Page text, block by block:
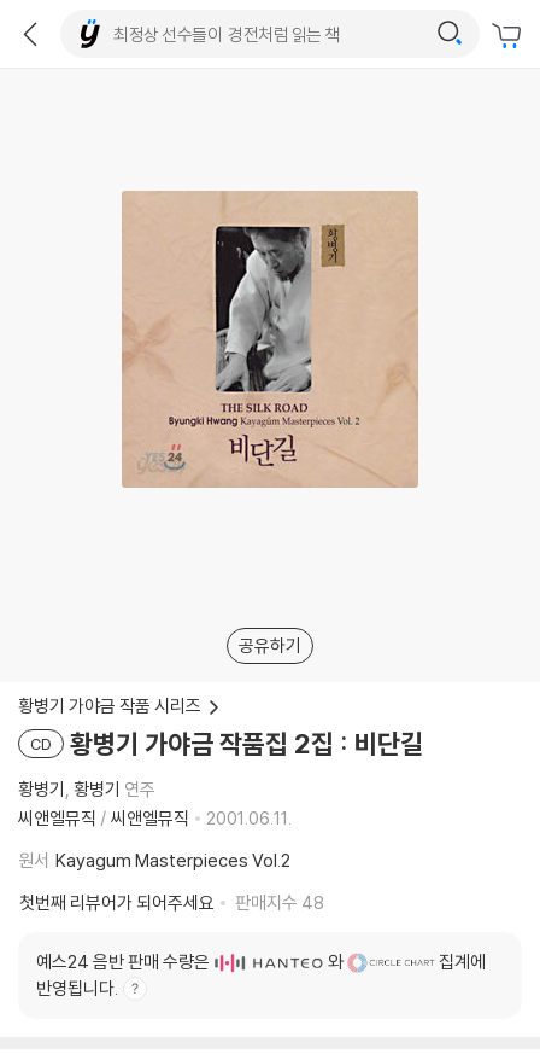
공유하기
황병기 가야금 작품 시리즈
CD 황병기 가야금 작품집 2집 : 비단길
황병기 황병기 연주
씨앤엘뮤직 / 씨앤엘뮤직
2001.06.11.
원서 Kayagum Masterpieces Vol.2
첫번째 리뷰어가 되어주세요
판매지수 48
예스24 음반 판매 수량은 와
집계에
반영됩니다.